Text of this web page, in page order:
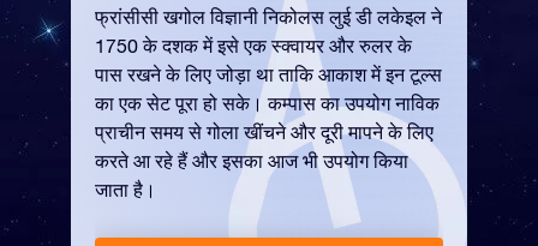
फ्रांसीसी खगोल विज्ञानी निकोलस लुई डी लकेइल ने
1750 के दशक में इसे एक स्क्वायर और रुलर के
पास रखने के लिए जोड़ा था ताकि आकाश में इन टूल्स
का एक सेट पूरा हो सके। कम्पास का उपयोग नाविक
प्राचीन समय से गोला खींचने और दूरी मापने के लिए
करते आ रहे हैं और इसका आज भी उपयोग किया
जाता है।